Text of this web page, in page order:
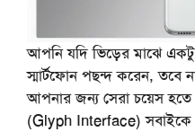
আপনি যদি ভিড়ের মাঝে
স্মার্টফোন পছন্দ করেন, তবে
আপনার জন্য সেরা চয়েস হতে
(Glyph Interface) সবাইকে